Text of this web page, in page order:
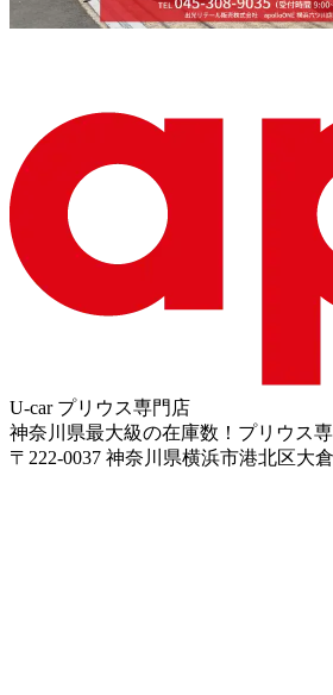
U-car プリウス専門店
神奈川県最大級の在庫数！プリウス
〒 222-0037 神奈川県横浜市港北区大